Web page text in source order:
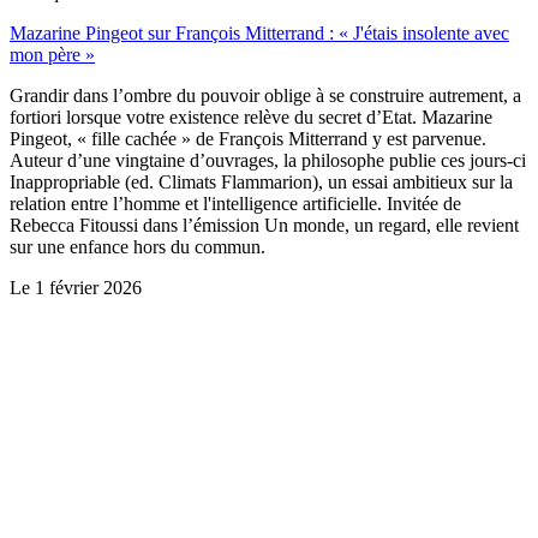
Mazarine Pingeot sur François Mitterrand : « J'étais insolente avec
mon père »
Grandir dans l’ombre du pouvoir oblige à se construire autrement, a
fortiori lorsque votre existence relève du secret d’Etat. Mazarine
Pingeot, « fille cachée » de François Mitterrand y est parvenue.
Auteur d’une vingtaine d’ouvrages, la philosophe publie ces jours-ci
Inappropriable (ed. Climats Flammarion), un essai ambitieux sur la
relation entre l’homme et l'intelligence artificielle. Invitée de
Rebecca Fitoussi dans l’émission Un monde, un regard, elle revient
sur une enfance hors du commun.
Le 1 février 2026